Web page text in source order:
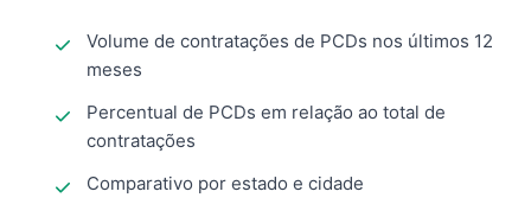
Volume de contratações de PCDs nos últimos 12
meses
Percentual de PCDs em relação ao total de
contratações
Comparativo por estado e cidade